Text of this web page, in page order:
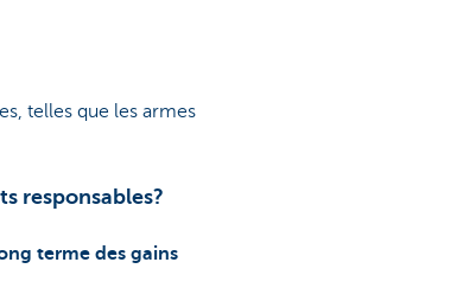
telles que les armes
responsables?
terme des gains